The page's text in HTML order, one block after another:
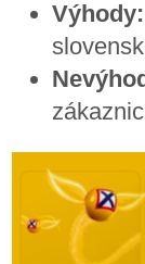
Výhody: